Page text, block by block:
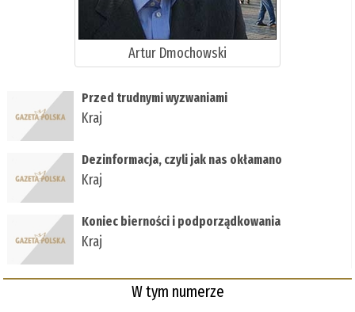
Artur Dmochowski
Przed trudnymi wyzwaniami
Kraj
Dezinformacja, czyli jak nas okłamano
Kraj
Koniec bierności i podporządkowania
Kraj
W tym numerze